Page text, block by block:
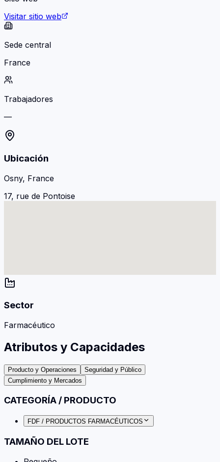
Visitar sitio web
Sede central
France
Trabajadores
—
Ubicación
Osny, France
17, rue de Pontoise
Sector
Farmacéutico
Atributos y Capacidades
Producto y Operaciones
Seguridad y Público
Cumplimiento y Mercados
CATEGORÍA / PRODUCTO
FDF / PRODUCTOS FARMACÉUTICOS
TAMAÑO DEL LOTE